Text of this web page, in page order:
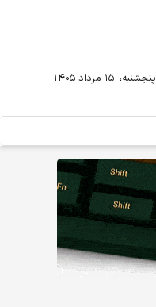
پنجشنبه، ۱۵ مرداد ۱۴۰۵